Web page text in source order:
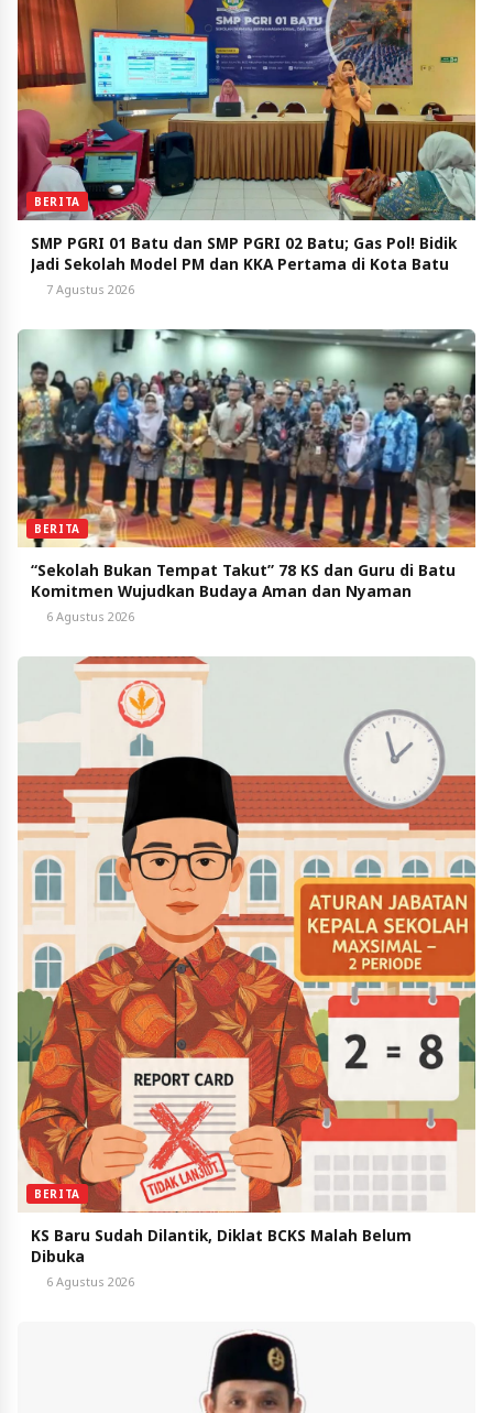
BERITA
SMP PGRI 01 Batu dan SMP PGRI 02 Batu; Gas Pol! Bidik
Jadi Sekolah Model PM dan KKA Pertama di Kota Batu
7 Agustus 2026
BERITA
“Sekolah Bukan Tempat Takut” 78 KS dan Guru di Batu
Komitmen Wujudkan Budaya Aman dan Nyaman
6 Agustus 2026
BERITA
KS Baru Sudah Dilantik, Diklat BCKS Malah Belum
Dibuka
6 Agustus 2026